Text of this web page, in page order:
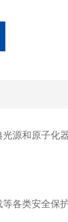
源和原子化
各类安全保